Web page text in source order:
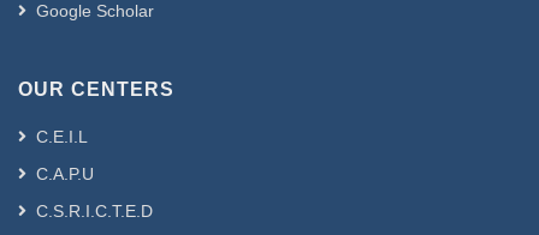
Google Scholar
OUR CENTERS
C.E.I.L
C.A.P.U
C.S.R.I.C.T.E.D